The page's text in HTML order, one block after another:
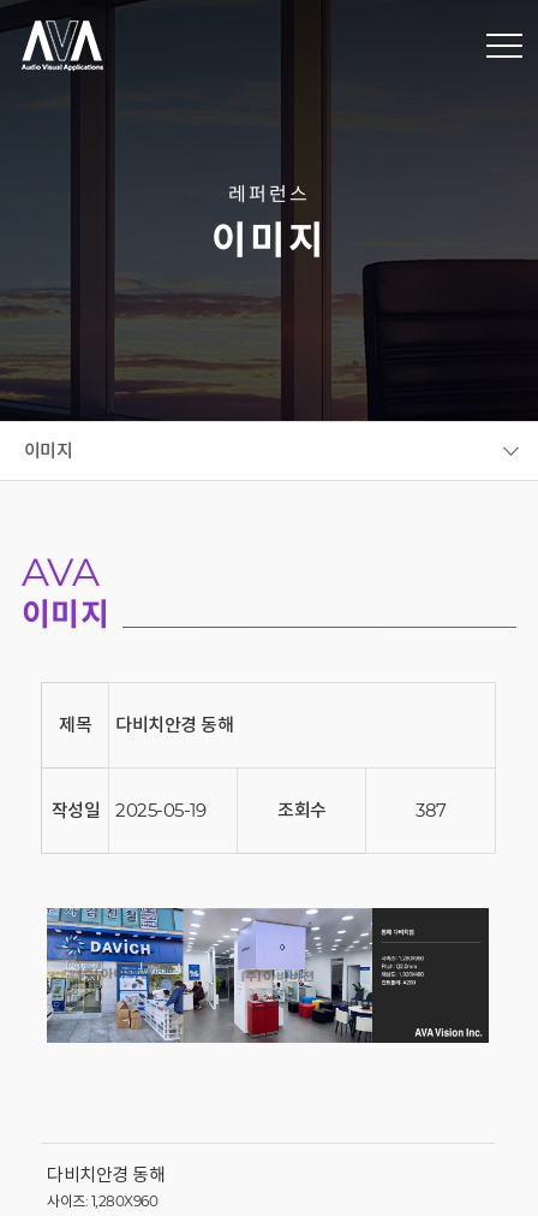
레퍼런스
이미지
이미지
AVA
이미지
제목 다비치안경 동해
작성일 2025-05-19 조회수 387
다비치안경 동해
사이즈: 1,280X960